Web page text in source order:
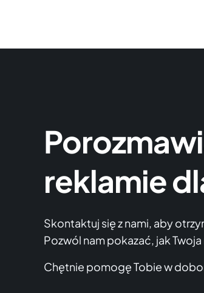
reklamie
Skontaktuj się z nami, aby
Pozwól nam pokazać, jak
Chętnie pomogę Tobie w